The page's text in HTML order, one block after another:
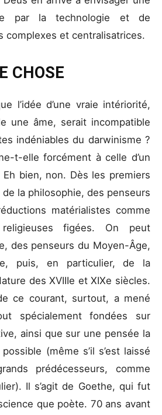
par la technologie et de
complexes et centralisatrices.
CHOSE
l’idée d’une vraie intériorité,
une âme, serait incompatible
indéniables du darwinisme ?
t-elle forcément à celle d’un
bien, non. Dès les premiers
de la philosophie, des penseurs
matérialistes comme
figées. On peut
des penseurs du Moyen-Âge,
puis, en particulier, de la
des XVIIIe et XIXe siècles.
ce courant, surtout, a mené
spécialement fondées sur
ainsi que sur une pensée la
(même s’il s’est laissé
prédécesseurs, comme
Il s’agit de Goethe, qui fut
que poète. 70 ans avant